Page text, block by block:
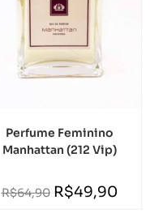
Perfume Feminino
Manhattan (212 Vip)
R$64,90 R$49,90